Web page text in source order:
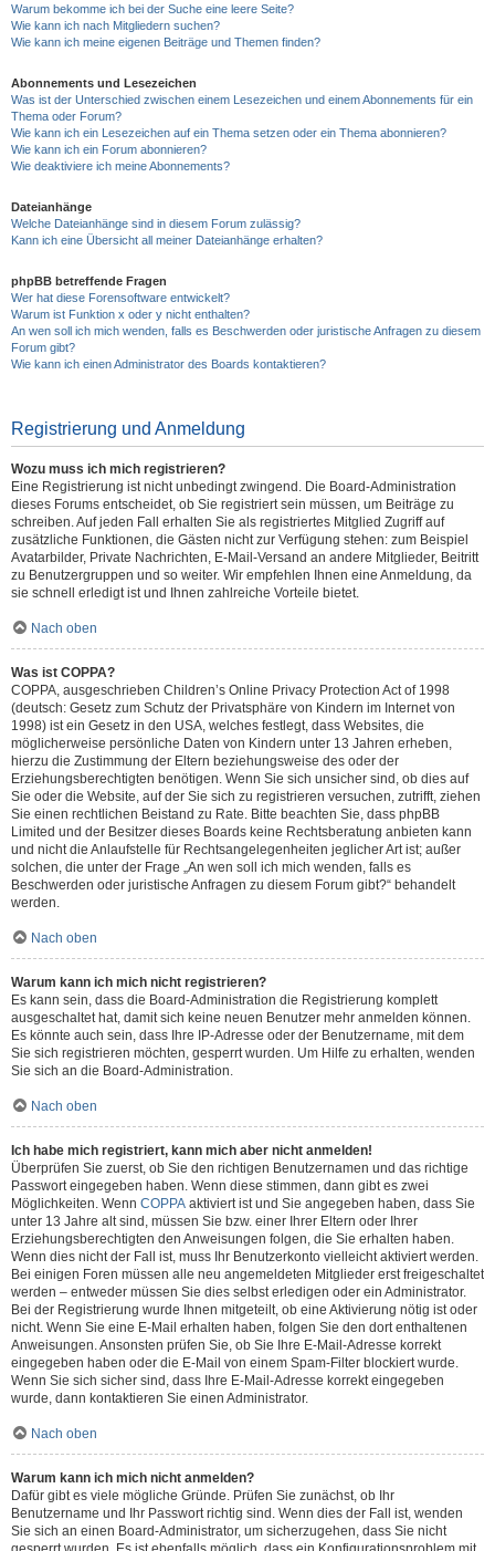
Warum bekomme ich bei der Suche eine leere Seite?
Wie kann ich nach Mitgliedern suchen?
Wie kann ich meine eigenen Beiträge und Themen finden?
Abonnements und Lesezeichen
Was ist der Unterschied zwischen einem Lesezeichen und einem Abonnements für ein
Thema oder Forum?
Wie kann ich ein Lesezeichen auf ein Thema setzen oder ein Thema abonnieren?
Wie kann ich ein Forum abonnieren?
Wie deaktiviere ich meine Abonnements?
Dateianhänge
Welche Dateianhänge sind in diesem Forum zulässig?
Kann ich eine Übersicht all meiner Dateianhänge erhalten?
phpBB betreffende Fragen
Wer hat diese Forensoftware entwickelt?
Warum ist Funktion x oder y nicht enthalten?
An wen soll ich mich wenden, falls es Beschwerden oder juristische Anfragen zu diesem
Forum gibt?
Wie kann ich einen Administrator des Boards kontaktieren?
Registrierung und Anmeldung
Wozu muss ich mich registrieren?
Eine Registrierung ist nicht unbedingt zwingend. Die Board-Administration
dieses Forums entscheidet, ob Sie registriert sein müssen, um Beiträge zu
schreiben. Auf jeden Fall erhalten Sie als registriertes Mitglied Zugriff auf
zusätzliche Funktionen, die Gästen nicht zur Verfügung stehen: zum Beispiel
Avatarbilder, Private Nachrichten, E-Mail-Versand an andere Mitglieder, Beitritt
zu Benutzergruppen und so weiter. Wir empfehlen Ihnen eine Anmeldung, da
sie schnell erledigt ist und Ihnen zahlreiche Vorteile bietet.
Nach oben
Was ist COPPA?
COPPA, ausgeschrieben Children’s Online Privacy Protection Act of 1998
(deutsch: Gesetz zum Schutz der Privatsphäre von Kindern im Internet von
1998) ist ein Gesetz in den USA, welches festlegt, dass Websites, die
möglicherweise persönliche Daten von Kindern unter 13 Jahren erheben,
hierzu die Zustimmung der Eltern beziehungsweise des oder der
Erziehungsberechtigten benötigen. Wenn Sie sich unsicher sind, ob dies auf
Sie oder die Website, auf der Sie sich zu registrieren versuchen, zutrifft, ziehen
Sie einen rechtlichen Beistand zu Rate. Bitte beachten Sie, dass phpBB
Limited und der Besitzer dieses Boards keine Rechtsberatung anbieten kann
und nicht die Anlaufstelle für Rechtsangelegenheiten jeglicher Art ist; außer
solchen, die unter der Frage „An wen soll ich mich wenden, falls es
Beschwerden oder juristische Anfragen zu diesem Forum gibt?“ behandelt
werden.
Nach oben
Warum kann ich mich nicht registrieren?
Es kann sein, dass die Board-Administration die Registrierung komplett
ausgeschaltet hat, damit sich keine neuen Benutzer mehr anmelden können.
Es könnte auch sein, dass Ihre IP-Adresse oder der Benutzername, mit dem
Sie sich registrieren möchten, gesperrt wurden. Um Hilfe zu erhalten, wenden
Sie sich an die Board-Administration.
Nach oben
Ich habe mich registriert, kann mich aber nicht anmelden!
Überprüfen Sie zuerst, ob Sie den richtigen Benutzernamen und das richtige
Passwort eingegeben haben. Wenn diese stimmen, dann gibt es zwei
Möglichkeiten. Wenn COPPA aktiviert ist und Sie angegeben haben, dass Sie
unter 13 Jahre alt sind, müssen Sie bzw. einer Ihrer Eltern oder Ihrer
Erziehungsberechtigten den Anweisungen folgen, die Sie erhalten haben.
Wenn dies nicht der Fall ist, muss Ihr Benutzerkonto vielleicht aktiviert werden.
Bei einigen Foren müssen alle neu angemeldeten Mitglieder erst freigeschaltet
werden – entweder müssen Sie dies selbst erledigen oder ein Administrator.
Bei der Registrierung wurde Ihnen mitgeteilt, ob eine Aktivierung nötig ist oder
nicht. Wenn Sie eine E-Mail erhalten haben, folgen Sie den dort enthaltenen
Anweisungen. Ansonsten prüfen Sie, ob Sie Ihre E-Mail-Adresse korrekt
eingegeben haben oder die E-Mail von einem Spam-Filter blockiert wurde.
Wenn Sie sich sicher sind, dass Ihre E-Mail-Adresse korrekt eingegeben
wurde, dann kontaktieren Sie einen Administrator.
Nach oben
Warum kann ich mich nicht anmelden?
Dafür gibt es viele mögliche Gründe. Prüfen Sie zunächst, ob Ihr
Benutzername und Ihr Passwort richtig sind. Wenn dies der Fall ist, wenden
Sie sich an einen Board-Administrator, um sicherzugehen, dass Sie nicht